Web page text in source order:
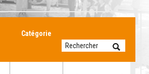
Catégorie